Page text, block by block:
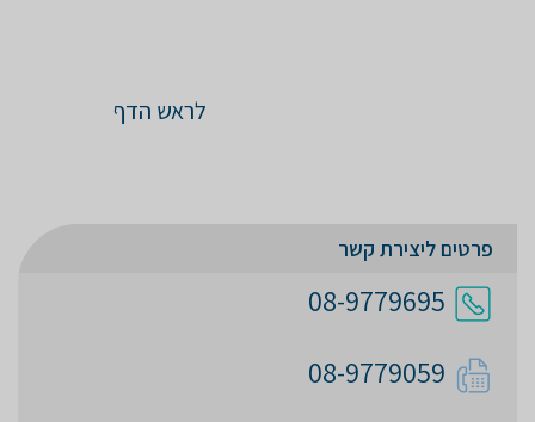
לראש הדף
פרטים ליצירת קשר
08-9779695
08-9779059